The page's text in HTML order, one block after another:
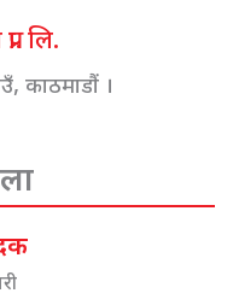
लि.
काठमाडौं ।